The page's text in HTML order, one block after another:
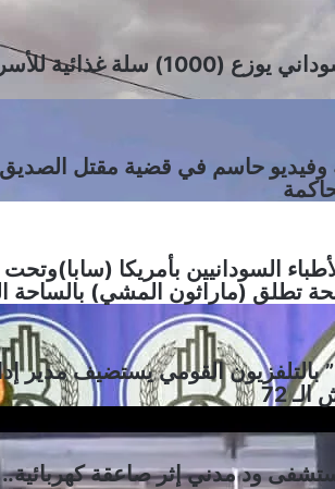
الهلال الأحمر السوداني يوزع
وفيديو حاسم في قضية مقتل
السودانيين بأمريكا
تطلق (ماراثون المشي) بالساحة
بالتلفزيون القومي يستضيف مدير
72
ود مدني إثر صاعقة